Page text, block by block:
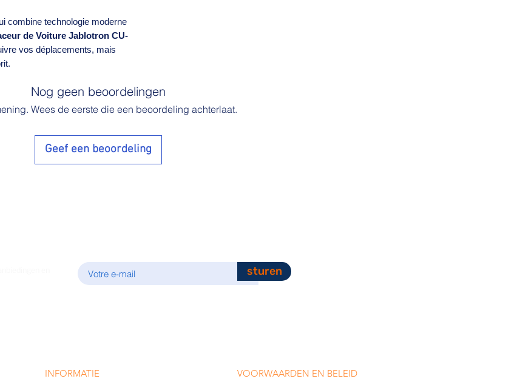
combine technologie moderne
de Voiture Jablotron CU-
vos déplacements, mais
Nog geen beoordelingen
Wees de eerste die een beoordeling achterlaat.
Geef een beoordeling
sturen
INFORMATIE
VOORWAARDEN EN BELEID